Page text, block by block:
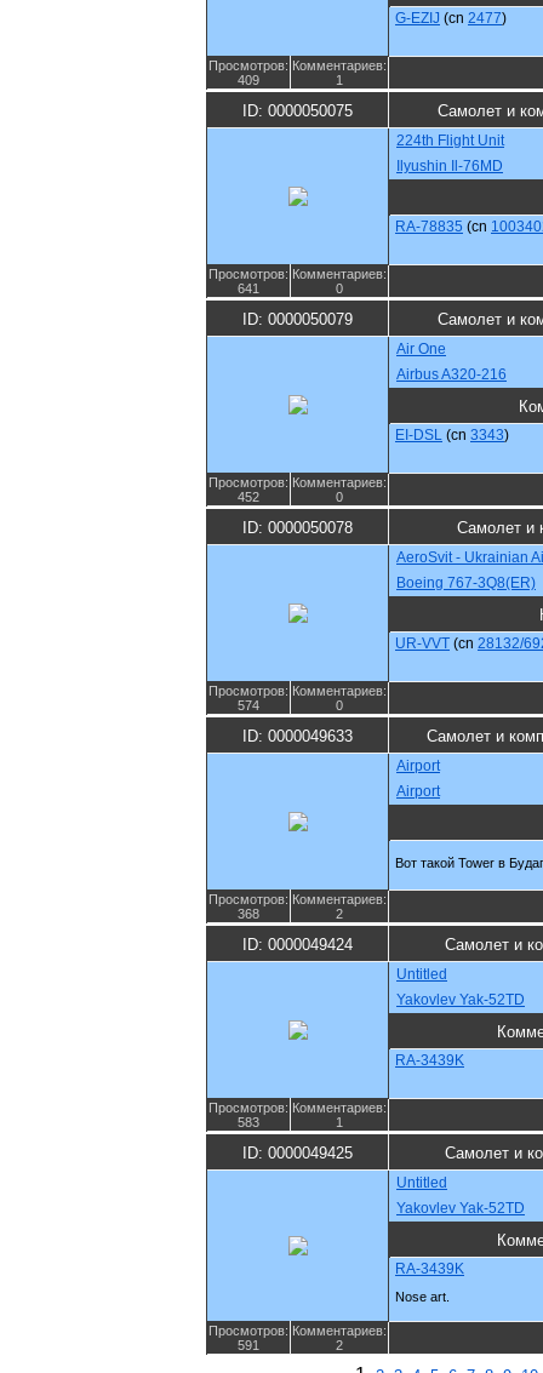
G-EZIJ (cn 2477)
Просмотров:
409
Комментариев:
1
ID: 0000050075 Самолет и
224th Flight Unit
Ilyushin Il-76MD
RA-78835 (cn
Просмотров:
641
Комментариев:
0
ID: 0000050079 Самолет и
Air One
Airbus A320-216
EI-DSL (cn 3343)
Просмотров:
452
Комментариев:
0
ID: 0000050078 Самолет и
AeroSvit - Ukrainian
Boeing 767-3Q8(ER)
UR-VVT (cn 28132/
Просмотров:
574
Комментариев:
0
ID: 0000049633 Самолет и
Airport
Airport
Вот такой Tower в
Просмотров:
368
Комментариев:
2
ID: 0000049424 Самолет и
Untitled
Yakovlev Yak-52TD
RA-3439K
Просмотров:
583
Комментариев:
1
ID: 0000049425 Самолет и
Untitled
Yakovlev Yak-52TD
RA-3439K
Nose art.
Просмотров:
591
Комментариев:
2